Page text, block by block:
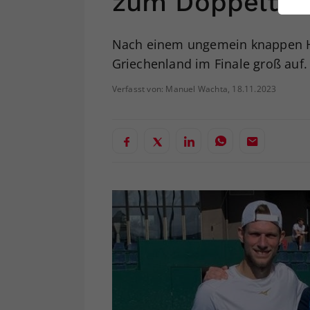
Nach einem ungemein knappen
Griechenland im Finale groß auf.
Verfasst von: Manuel Wachta, 18.11.2023